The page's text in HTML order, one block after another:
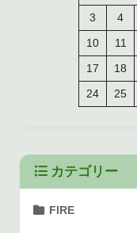
3
4
10
11
17
18
24
25
カテゴリー
FIRE